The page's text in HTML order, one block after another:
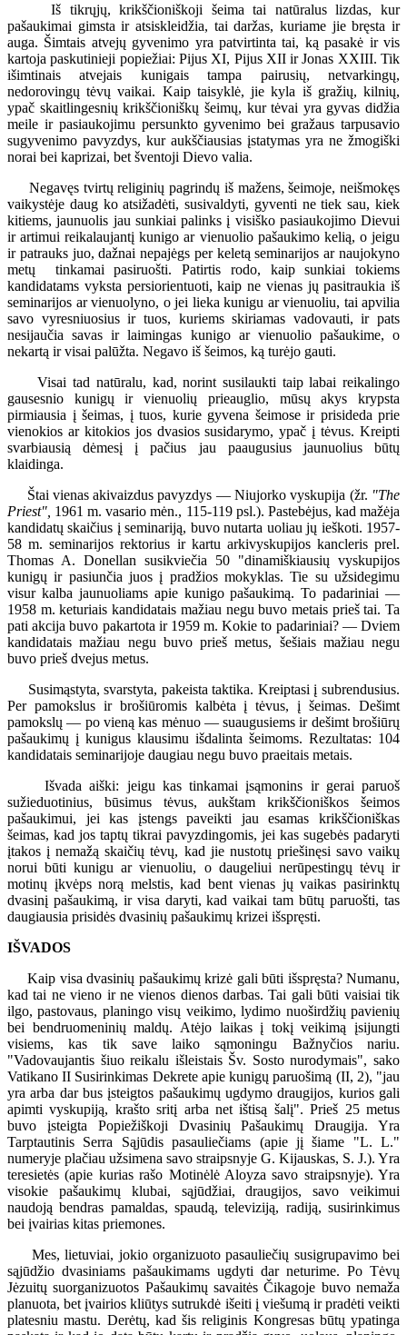
Iš tikrųjų, krikščioniškoji šeima tai natūralus lizdas, kur
pašaukimai gimsta ir atsiskleidžia, tai daržas, kuriame jie bręsta ir
auga. Šimtais atvejų gyvenimo yra patvirtinta tai, ką pasakė ir vis
kartoja paskutinieji popiežiai: Pijus XI, Pijus XII ir Jonas XXIII. Tik
išimtinais atvejais kunigais tampa pairusių, netvarkingų,
nedorovingų tėvų vaikai. Kaip taisyklė, jie kyla iš gražių, kilnių,
ypač skaitlingesnių krikščioniškų šeimų, kur tėvai yra gyvas didžia
meile ir pasiaukojimu persunkto gyvenimo bei gražaus tarpusavio
sugyvenimo pavyzdys, kur aukščiausias įstatymas yra ne žmogiški
norai bei kaprizai, bet šventoji Dievo valia.
Negavęs tvirtų religinių pagrindų iš mažens, šeimoje, neišmokęs
vaikystėje daug ko atsižadėti, susivaldyti, gyventi ne tiek sau, kiek
kitiems, jaunuolis jau sunkiai palinks į visiško pasiaukojimo Dievui
ir artimui reikalaujantį kunigo ar vienuolio pašaukimo kelią, o jeigu
ir patrauks juo, dažnai nepajėgs per keletą seminarijos ar naujokyno
metų tinkamai pasiruošti. Patirtis rodo, kaip sunkiai tokiems
kandidatams vyksta persiorientuoti, kaip ne vienas jų pasitraukia iš
seminarijos ar vienuolyno, o jei lieka kunigu ar vienuoliu, tai apvilia
savo vyresniuosius ir tuos, kuriems skiriamas vadovauti, ir pats
nesijaučia savas ir laimingas kunigo ar vienuolio pašaukime, o
nekartą ir visai palūžta. Negavo iš šeimos, ką turėjo gauti.
Visai tad natūralu, kad, norint susilaukti taip labai reikalingo
gausesnio kunigų ir vienuolių prieauglio, mūsų akys krypsta
pirmiausia į šeimas, į tuos, kurie gyvena šeimose ir prisideda prie
vienokios ar kitokios jos dvasios susidarymo, ypač į tėvus. Kreipti
svarbiausią dėmesį į pačius jau paaugusius jaunuolius būtų
klaidinga.
Štai vienas akivaizdus pavyzdys — Niujorko vyskupija (žr. "The
Priest", 1961 m. vasario mėn., 115-119 psl.). Pastebėjus, kad mažėja
kandidatų skaičius į seminariją, buvo nutarta uoliau jų ieškoti. 1957-
58 m. seminarijos rektorius ir kartu arkivyskupijos kancleris prel.
Thomas A. Donellan susikviečia 50 "dinamiškiausių vyskupijos
kunigų ir pasiunčia juos į pradžios mokyklas. Tie su užsidegimu
visur kalba jaunuoliams apie kunigo pašaukimą. To padariniai —
1958 m. keturiais kandidatais mažiau negu buvo metais prieš tai. Ta
pati akcija buvo pakartota ir 1959 m. Kokie to padariniai? — Dviem
kandidatais mažiau negu buvo prieš metus, šešiais mažiau negu
buvo prieš dvejus metus.
Susimąstyta, svarstyta, pakeista taktika. Kreiptasi į subrendusius.
Per pamokslus ir brošiūromis kalbėta į tėvus, į šeimas. Dešimt
pamokslų — po vieną kas mėnuo — suaugusiems ir dešimt brošiūrų
pašaukimų į kunigus klausimu išdalinta šeimoms. Rezultatas: 104
kandidatais seminarijoje daugiau negu buvo praeitais metais.
Išvada aiški: jeigu kas tinkamai įsąmonins ir gerai paruoš
sužieduotinius, būsimus tėvus, aukštam krikščioniškos šeimos
pašaukimui, jei kas įstengs paveikti jau esamas krikščioniškas
šeimas, kad jos taptų tikrai pavyzdingomis, jei kas sugebės padaryti
įtakos į nemažą skaičių tėvų, kad jie nustotų priešinęsi savo vaikų
norui būti kunigu ar vienuoliu, o daugeliui nerūpestingų tėvų ir
motinų įkvėps norą melstis, kad bent vienas jų vaikas pasirinktų
dvasinį pašaukimą, ir visa daryti, kad vaikai tam būtų paruošti, tas
daugiausia prisidės dvasinių pašaukimų krizei išspręsti.
IŠVADOS
Kaip visa dvasinių pašaukimų krizė gali būti išspręsta? Numanu,
kad tai ne vieno ir ne vienos dienos darbas. Tai gali būti vaisiai tik
ilgo, pastovaus, planingo visų veikimo, lydimo nuoširdžių pavienių
bei bendruomeninių maldų. Atėjo laikas į tokį veikimą įsijungti
visiems, kas tik save laiko sąmoningu Bažnyčios nariu.
"Vadovaujantis šiuo reikalu išleistais Šv. Sosto nurodymais", sako
Vatikano II Susirinkimas Dekrete apie kunigų paruošimą (II, 2), "jau
yra arba dar bus įsteigtos pašaukimų ugdymo draugijos, kurios gali
apimti vyskupiją, krašto sritį arba net ištisą šalį". Prieš 25 metus
buvo įsteigta Popiežiškoji Dvasinių Pašaukimų Draugija. Yra
Tarptautinis Serra Sąjūdis pasauliečiams (apie jį šiame "L. L."
numeryje plačiau užsimena savo straipsnyje G. Kijauskas, S. J.). Yra
teresietės (apie kurias rašo Motinėlė Aloyza savo straipsnyje). Yra
visokie pašaukimų klubai, sąjūdžiai, draugijos, savo veikimui
naudoją bendras pamaldas, spaudą, televiziją, radiją, susirinkimus
bei įvairias kitas priemones.
Mes, lietuviai, jokio organizuoto pasauliečių susigrupavimo bei
sąjūdžio dvasiniams pašaukimams ugdyti dar neturime. Po Tėvų
Jėzuitų suorganizuotos Pašaukimų savaitės Čikagoje buvo nemaža
planuota, bet įvairios kliūtys sutrukdė išeiti į viešumą ir pradėti veikti
platesniu mastu. Derėtų, kad šis religinis Kongresas būtų ypatinga